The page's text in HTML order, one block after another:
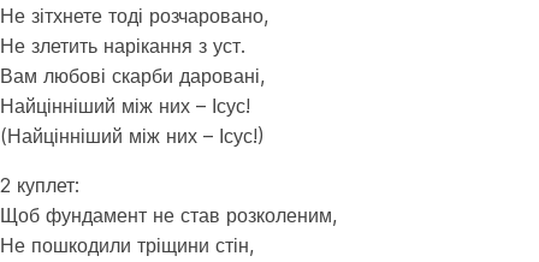
Не зітхнете тоді розчаровано,
Не злетить нарікання з уст.
Вам любові скарби даровані,
Найцінніший між них – Ісус!
(Найцінніший між них – Ісус!)
2 куплет:
Щоб фундамент не став розколеним,
Не пошкодили тріщини стін,